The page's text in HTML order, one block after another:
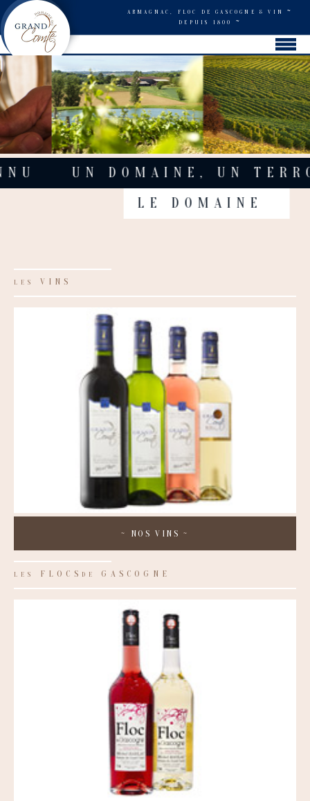
ARMAGNAC, FLOC DE GASCOGNE & VIN~
DEPUIS 1800 ~
UN DOMAINE, UN TERROIR
LE DOMAINE
LES VINS
~ NOS VINS ~
LES FLOCS DE GASCOGNE